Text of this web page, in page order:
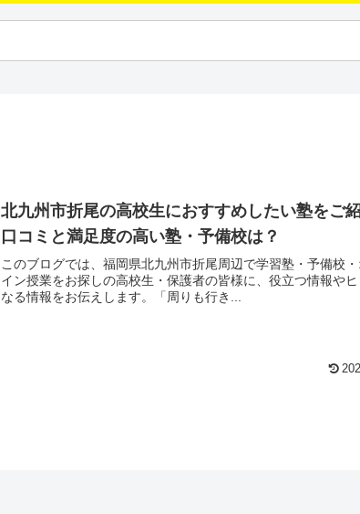
北九州市折尾の高校生におすすめしたい塾をご紹
口コミと満足度の高い塾・予備校は？
このブログでは、福岡県北九州市折尾周辺で学習塾・予備校・
イン授業をお探しの高校生・保護者の皆様に、役立つ情報やヒ
なる情報をお伝えします。「周りも行き...